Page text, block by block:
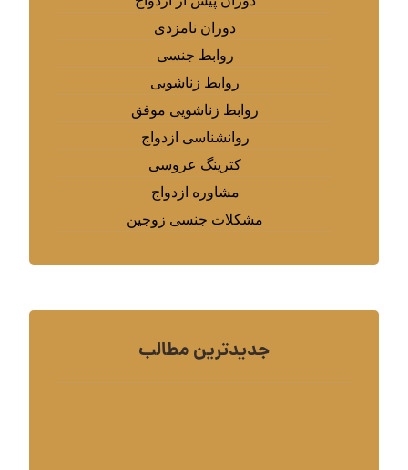
دوران نامزدی
روابط جنسی
روابط زناشویی
روابط زناشویی موفق
روانشناسی ازدواج
کترینگ عروسی
مشاوره ازدواج
مشکلات جنسی زوجین
جدیدترین مطالب